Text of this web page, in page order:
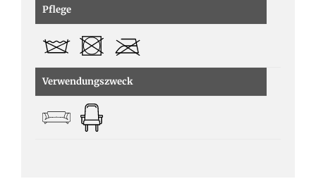
Pflege
Verwendungszweck